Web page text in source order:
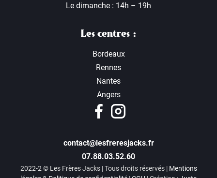
Le dimanche : 14h – 19h
Les centres :
Bordeaux
Rennes
Nantes
Angers
contact@lesfreresjacks.fr
07.88.03.52.60
2022-2 © Les Frères Jacks | Tous droits réservés | Mentions